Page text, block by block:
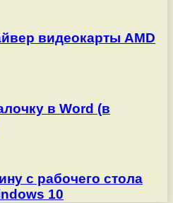
видеокарты AMD
в Word (в
с рабочего стола
10